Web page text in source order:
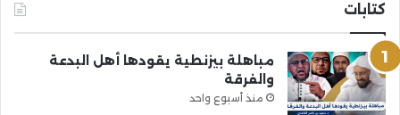
كتابات
مباهلة بيزنطية يقودها أهل البدعة
والفرقة
منذ أسبوع واحد